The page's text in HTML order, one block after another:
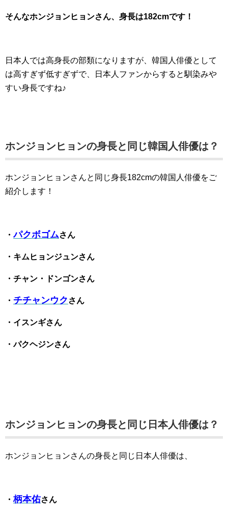
そんなホンジョンヒョンさん、身長は182cmです！
日本人では高身長の部類になりますが、韓国人俳優として
は高すぎず低すぎずで、日本人ファンからすると馴染みや
すい身長ですね♪
ホンジョンヒョンの身長と同じ韓国人俳優は？
ホンジョンヒョンさんと同じ身長182cmの韓国人俳優をご
紹介します！
・パクボゴムさん
・キムヒョンジュンさん
・チャン・ドンゴンさん
・ チチャンウク さん
・イスンギさん
・パクヘジンさん
ホンジョンヒョンの身長と同じ日本人俳優は？
ホンジョンヒョンさんの身長と同じ日本人俳優は、
・柄本佑さん